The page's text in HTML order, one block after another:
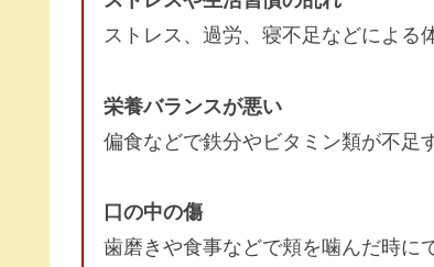
ストレス、過労、寝不足などによる
栄養バランスが悪い
偏食などで鉄分やビタミン類が不足
口の中の傷
歯磨きや食事などで頬を噛んだ時に